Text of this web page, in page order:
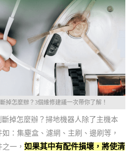
掉怎麼辦？3個維修建議一次帶你了解！
掉怎麼辦？掃地機器人除了主機本
：集塵盒、濾網、主刷、邊刷等，
之一，如果其中有配件損壞，將使清